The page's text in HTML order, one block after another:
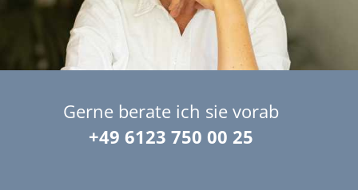
Gerne berate ich sie vorab
+49 6123 750 00 25